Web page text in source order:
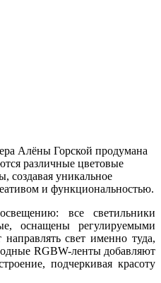
Алёны Горской продумана
различные цветовые
создавая уникальное
и функциональностью.
все светильники
оснащены регулируемыми
свет именно туда,
RGBW-ленты добавляют
подчеркивая красоту